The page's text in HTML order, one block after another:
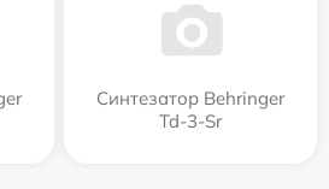
Синтезатор Behringer
Td-3-Sr